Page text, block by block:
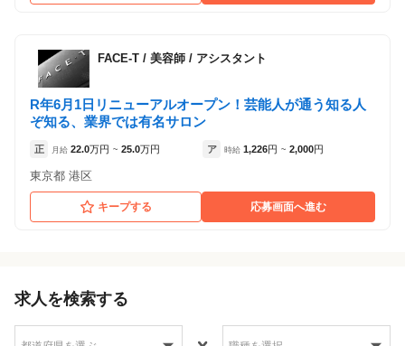
FACE-T / 美容師 / アシスタント
R年6月1日リニューアルオープン！芸能人が通う知る人
ぞ知る、業界では有名サロン
正 月給 22.0万円 ~ 25.0万円 ア 時給 1,226円 ~ 2,000円
東京都 港区
キープする 応募画面へ進む
求人を検索する